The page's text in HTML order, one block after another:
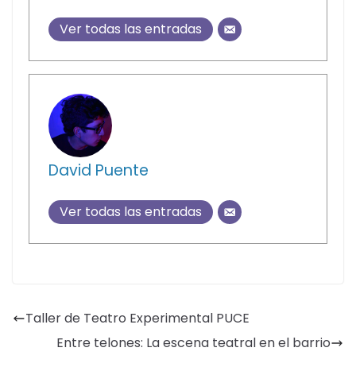
Ver todas las entradas
David Puente
Ver todas las entradas
Taller de Teatro Experimental PUCE
Entre telones: La escena teatral en el barrio